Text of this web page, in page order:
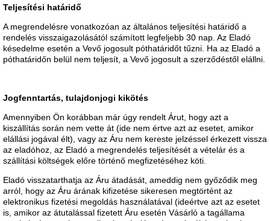
Teljesítési határidő
A megrendelésre vonatkozóan az általános teljesítési határidő a
rendelés visszaigazolásától számított legfeljebb 30 nap. Az Eladó
késedelme esetén a Vevő jogosult póthatáridőt tűzni. Ha az Eladó a
póthatáridőn belül nem teljesít, a Vevő jogosult a szerződéstől elállni.
Jogfenntartás, tulajdonjogi kikötés
Amennyiben Ön korábban már úgy rendelt Árut, hogy azt a
kiszállítás során nem vette át (ide nem értve azt az esetet, amikor
elállási jogával élt), vagy az Áru nem kereste jelzéssel érkezett vissza
az eladóhoz, az Eladó a megrendelés teljesítését a vételár és a
szállítási költségek előre történő megfizetéséhez köti.
Eladó visszatarthatja az Áru átadását, ameddig nem győződik meg
arról, hogy az Áru árának kifizetése sikeresen megtörtént az
elektronikus fizetési megoldás használatával (ideértve azt az esetet
is, amikor az átutalással fizetett Áru esetén Vásárló a tagállama